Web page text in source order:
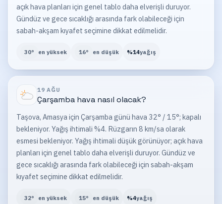
açık hava planları için genel tablo daha elverişli duruyor.
Gündüz ve gece sıcaklığı arasında fark olabileceği için
sabah-akşam kıyafet seçimine dikkat edilmelidir.
30° en yüksek 16° en düşük %14yağış
19 AĞU
Çarşambahava nasıl olacak?
Taşova, Amasya için Çarşamba günü hava 32° / 15°; kapalı
bekleniyor. Yağış ihtimali %4. Rüzgarın 8 km/sa olarak
esmesi bekleniyor. Yağış ihtimali düşük görünüyor; açık hava
planları için genel tablo daha elverişli duruyor. Gündüz ve
gece sıcaklığı arasında fark olabileceği için sabah-akşam
kıyafet seçimine dikkat edilmelidir.
32° en yüksek 15° en düşük %4yağış